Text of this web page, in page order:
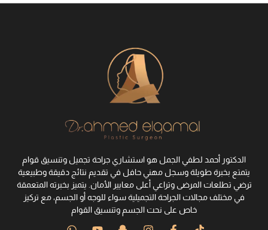
الدكتور أحمد لطفي الجمل هو استشاري جراحة تجميل وتنسيق قوام
يتمتع بخبرة طويلة وسجل مهني حافل في تقديم نتائج دقيقة وطبيعية
ترضي تطلعات المرضى وتراعي أعلى معايير الأمان. يتميز بخبرته المتعمقة
في مختلف مجالات الجراحة التجميلية سواء للوجه أو الجسم، مع تركيز
خاص على نحت الجسم وتنسيق القوام